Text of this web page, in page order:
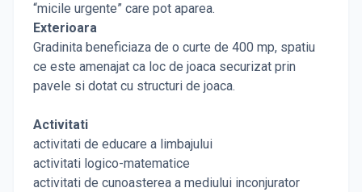
“micile urgente” care pot aparea.
Exterioara
Gradinita beneficiaza de o curte de 400 mp, spatiu
ce este amenajat ca loc de joaca securizat prin
pavele si dotat cu structuri de joaca.
Activitati
activitati de educare a limbajului
activitati logico-matematice
activitati de cunoasterea a mediului inconjurator